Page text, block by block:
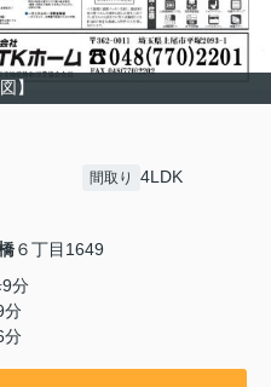
】
間取り 4LDK
６丁目1649
9分
分
分